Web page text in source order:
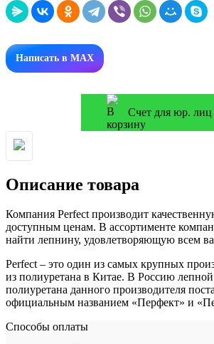
Написать в MAX
Счет для юр. лиц
Описание товара
Компания Perfect производит
доступным ценам. В ассортименте
найти лепнину, удовлетворяющую всем
Perfect – это один из самых крупных
из полиуретана в Китае. В Россию лепной
полиуретана данного производителя
официальным названием «Перфект» и
Способы оплаты